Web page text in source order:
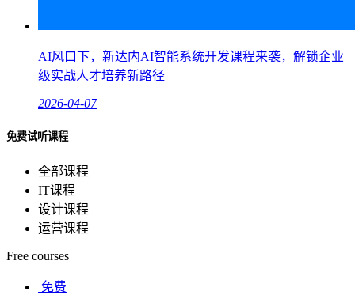
AI风口下，新达内AI智能系统开发课程来袭，解锁企业
级实战人才培养新路径
2026-04-07
免费试听课程
全部课程
IT课程
设计课程
运营课程
Free courses
免费